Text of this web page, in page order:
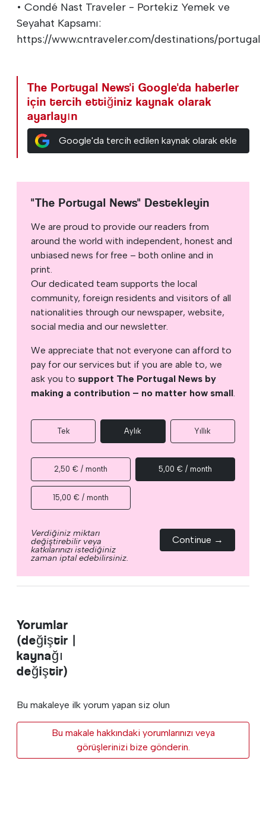
• Condé Nast Traveler - Portekiz Yemek ve
Seyahat Kapsamı:
https://www.cntraveler.com/destinations/portugal
The Portugal News'i Google'da haberler
için tercih ettiğiniz kaynak olarak
ayarlayın
Google'da tercih edilen kaynak olarak ekle
"The Portugal News" Destekleyin
We are proud to provide our readers from
around the world with independent, honest and
unbiased news for free – both online and in
print.
Our dedicated team supports the local
community, foreign residents and visitors of all
nationalities through our newspaper, website,
social media and our newsletter.
We appreciate that not everyone can afford to
pay for our services but if you are able to, we
ask you to support The Portugal News by
making a contribution – no matter how small.
Tek Aylık Yıllık
2,50 € / month 5,00 € / month
15,00 € / month
Verdiğiniz miktarı
değiştirebilir veya
katkılarınızı istediğiniz
zaman iptal edebilirsiniz.
Continue →
Yorumlar
(değiştir |
kaynağı
değiştir)
Bu makaleye ilk yorum yapan siz olun
Bu makale hakkındaki yorumlarınızı veya
görüşlerinizi bize gönderin.